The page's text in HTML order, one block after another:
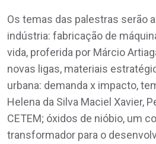
Os temas das palestras serão
indústria: fabricação de
vida, proferida por Márcio
novas ligas, materiais
urbana: demanda x impacto,
Helena da Silva Maciel Xavier,
CETEM; óxidos de nióbio, um
transformador para o